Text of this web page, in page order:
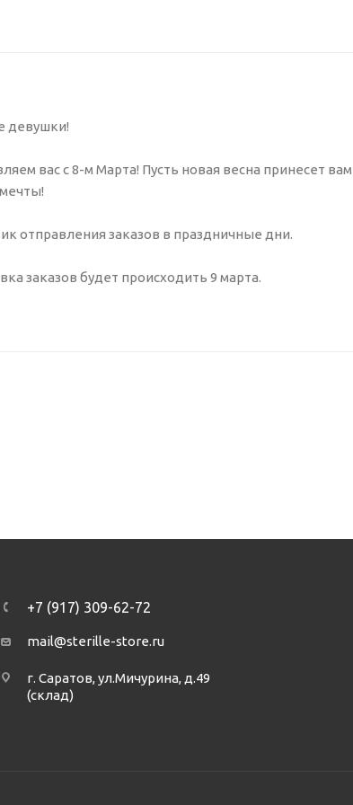
девушки!
вас с 8-м Марта! Пусть новая весна принесет
отправления заказов в праздничные дни.
заказов будет происходить 9 марта.
+7 (917) 309-62-72
mail@sterille-store.ru
г. Саратов, ул.Мичурина, д.49
(склад)